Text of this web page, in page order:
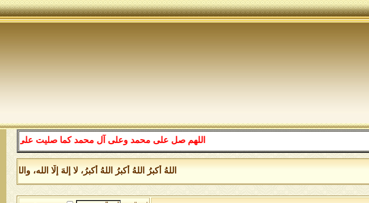
اللهم صل على محمد وعلى آل محمد كما صليت على إبراهيم
اللهُ أكبرُ اللهُ أكبرُ اللهُ أكبرُ، لا إلهَ إلَّا الله،